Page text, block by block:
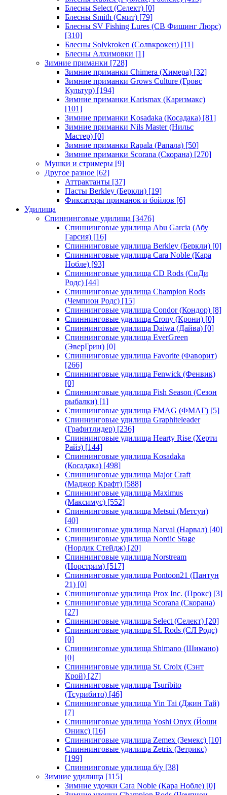
Блесны Select (Селект) [0]
Блесны Smith (Смит) [79]
Блесны SV Fishing Lures (СВ Фишинг Люрс)
[310]
Блесны Solvkroken (Солвкрокен) [11]
Блесны Алхимовки [1]
Зимние приманки [728]
Зимние приманки Chimera (Химера) [32]
Зимние приманки Grows Culture (Гровс
Культур) [194]
Зимние приманки Karismax (Каризмакс)
[101]
Зимние приманки Kosadaka (Косадака) [81]
Зимние приманки Nils Master (Нильс
Мастер) [0]
Зимние приманки Rapala (Рапала) [50]
Зимние приманки Scorana (Скорана) [270]
Мушки и стримеры [9]
Другое разное [62]
Аттрактанты [37]
Пасты Berkley (Беркли) [19]
Фиксаторы приманок и бойлов [6]
Удилища
Спиннинговые удилища [3476]
Спиннинговые удилища Abu Garcia (Абу
Гарсия) [16]
Спиннинговые удилища Berkley (Беркли) [0]
Спиннинговые удилища Cara Noble (Кара
Нобле) [93]
Спиннинговые удилища CD Rods (СиДи
Родс) [44]
Спиннинговые удилища Champion Rods
(Чемпион Родс) [15]
Спиннинговые удилища Condor (Кондор) [8]
Спиннинговые удилища Crony (Крони) [0]
Спиннинговые удилища Daiwa (Дайва) [0]
Спиннинговые удилища EverGreen
(ЭверГрин) [0]
Спиннинговые удилища Favorite (Фаворит)
[266]
Спиннинговые удилища Fenwick (Фенвик)
[0]
Спиннинговые удилища Fish Season (Сезон
рыбалки) [1]
Спиннинговые удилища FMAG (ФМАГ) [5]
Спиннинговые удилища Graphiteleader
(Графитлидер) [236]
Спиннинговые удилища Hearty Rise (Херти
Райз) [144]
Спиннинговые удилища Kosadaka
(Косадака) [498]
Спиннинговые удилища Major Craft
(Маджор Крафт) [588]
Спиннинговые удилища Maximus
(Максимус) [552]
Спиннинговые удилища Metsui (Метсуи)
[40]
Спиннинговые удилища Narval (Нарвал) [40]
Спиннинговые удилища Nordic Stage
(Нордик Стейдж) [20]
Спиннинговые удилища Norstream
(Норстрим) [517]
Спиннинговые удилища Pontoon21 (Пантун
21) [0]
Спиннинговые удилища Prox Inc. (Прокс) [3]
Спиннинговые удилища Scorana (Скорана)
[27]
Спиннинговые удилища Select (Селект) [20]
Спиннинговые удилища SL Rods (СЛ Родс)
[0]
Спиннинговые удилища Shimano (Шимано)
[0]
Спиннинговые удилища St. Croix (Сэнт
Крой) [27]
Спиннинговые удилища Tsuribito
(Тсурибито) [46]
Спиннинговые удилища Yin Tai (Джин Тай)
[7]
Спиннинговые удилища Yoshi Onyx (Йоши
Оникс) [16]
Спиннинговые удилища Zemex (Земекс) [10]
Спиннинговые удилища Zetrix (Зетрикс)
[199]
Спиннинговые удилища б/у [38]
Зимние удилища [115]
Зимние удочки Cara Noble (Кара Нобле) [0]